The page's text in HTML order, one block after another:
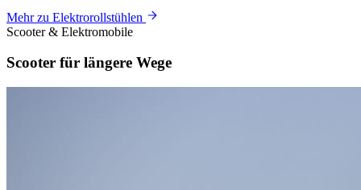
Mehr zu Elektrorollstühlen
Scooter & Elektromobile
Scooter für längere Wege